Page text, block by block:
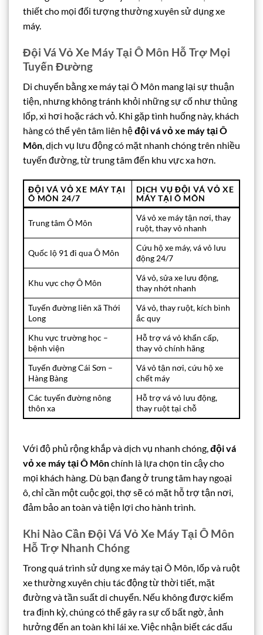
thiết cho mọi đối tượng thường xuyên sử dụng xe
máy.
Đội Vá Vỏ Xe Máy Tại Ô Môn Hỗ Trợ Mọi
Tuyến Đường
Di chuyển bằng xe máy tại Ô Môn mang lại sự thuận
tiện, nhưng không tránh khỏi những sự cố như thủng
lốp, xì hơi hoặc rách vỏ. Khi gặp tình huống này, khách
hàng có thể yên tâm liên hệđội vá vỏ xe máy tại Ô
Môn, dịch vụ lưu động có mặt nhanh chóng trên nhiều
tuyến đường, từ trung tâm đến khu vực xa hơn.
ĐỘI VÁ VỎ XE MÁY TẠI
Ô MÔN 24/7
DỊCH VỤ ĐỘI VÁ VỎ XE
MÁY TẠI Ô MÔN
Trung tâm Ô Môn
Vá vỏ xe máy tận nơi, thay
ruột, thay vỏ nhanh
Quốc lộ 91 đi qua Ô Môn
Cứu hộ xe máy, vá vỏ lưu
động 24/7
Khu vực chợ Ô Môn
Vá vỏ, sửa xe lưu động,
thay nhớt nhanh
Tuyến đường liên xã Thới
Long
Vá vỏ, thay ruột, kích bình
ắc quy
Khu vực trường học –
bệnh viện
Hỗ trợ vá vỏ khẩn cấp,
thay vỏ chính hãng
Tuyến đường Cái Sơn –
Hàng Bàng
Vá vỏ tận nơi, cứu hộ xe
chết máy
Các tuyến đường nông
thôn xa
Hỗ trợ vá vỏ lưu động,
thay ruột tại chỗ
Với độ phủ rộng khắp và dịch vụ nhanh chóng,đội vá
vỏ xe máy tại Ô Mônchính là lựa chọn tin cậy cho
mọi khách hàng. Dù bạn đang ở trung tâm hay ngoại
ô, chỉ cần một cuộc gọi, thợ sẽ có mặt hỗ trợ tận nơi,
đảm bảo an toàn và tiện lợi cho hành trình.
Khi Nào Cần Đội Vá Vỏ Xe Máy Tại Ô Môn
Hỗ Trợ Nhanh Chóng
Trong quá trình sử dụng xe máy tại Ô Môn, lốp và ruột
xe thường xuyên chịu tác động từ thời tiết, mặt
đường và tần suất di chuyển. Nếu không được kiểm
tra định kỳ, chúng có thể gây ra sự cố bất ngờ, ảnh
hưởng đến an toàn khi lái xe. Việc nhận biết các dấu